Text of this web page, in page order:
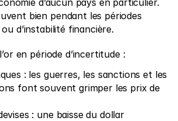
bien pendant les périodes
d’instabilité financière.
en période d’incertitude :
: les guerres, les sanctions et les
font souvent grimper les prix de
: une baisse du dollar